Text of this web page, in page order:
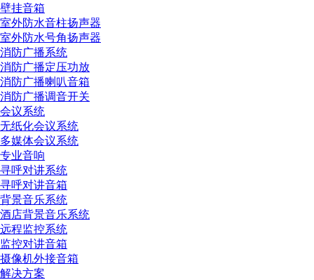
壁挂音箱
室外防水音柱扬声器
室外防水号角扬声器
消防广播系统
消防广播定压功放
消防广播喇叭音箱
消防广播调音开关
会议系统
无纸化会议系统
多媒体会议系统
专业音响
寻呼对讲系统
寻呼对讲音箱
背景音乐系统
酒店背景音乐系统
远程监控系统
监控对讲音箱
摄像机外接音箱
解决方案